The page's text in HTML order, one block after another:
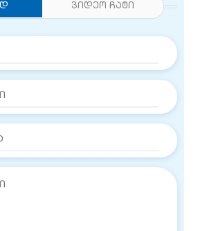
ვიდეო ჩატი